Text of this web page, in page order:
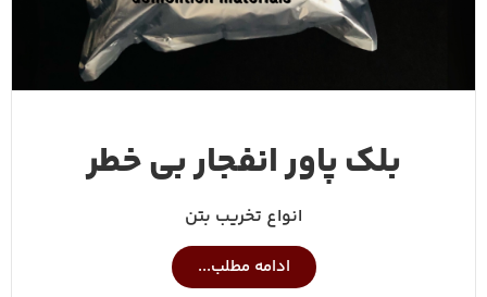
بلک پاور انفجار بی خطر
انواع تخریب بتن
ادامه مطلب...